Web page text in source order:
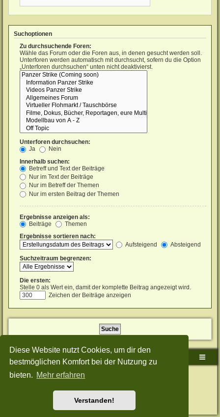
Diese Website nutzt Cookies, um dir den
bestmöglichen Komfort bei der Nutzung zu
bieten. Mehr erfahren
Verstanden!
Suchoptionen
Zu durchsuchende Foren:
Wähle das Forum oder die Foren aus, in denen gesucht werden soll.
Unterforen werden automatisch mit durchsucht, sofern du die Option
„Unterforen durchsuchen“ unten nicht deaktivierst.
Unterforen durchsuchen:
Ja
Nein
Innerhalb suchen:
Betreff und Text der Beiträge
Nur im Text der Beiträge
Nur im Betreff der Themen
Nur im ersten Beitrag der Themen
Ergebnisse anzeigen als:
Beiträge
Themen
Ergebnisse sortieren nach:
Aufsteigend
Absteigend
Suchzeitraum begrenzen:
Die ersten:
Stelle 0 als Wert ein, damit der komplette Beitrag angezeigt wird.
Zeichen der Beiträge anzeigen
Sudden-Strike-Maps.de Hauptseite Foren-Übersicht
Powered byphpBB® Forum Software © phpBB Limited
Style: Green-Style-Split by Joyce&LunaphpBB-Style-Design
Nutzungsbedingungen